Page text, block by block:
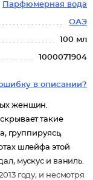
Парфюмерная вода
ОАЭ
100 мл
1000071904
в описании?
женщин.
такие
группируясь,
шлейфа этой
мускус и ваниль.
году, и несмотря